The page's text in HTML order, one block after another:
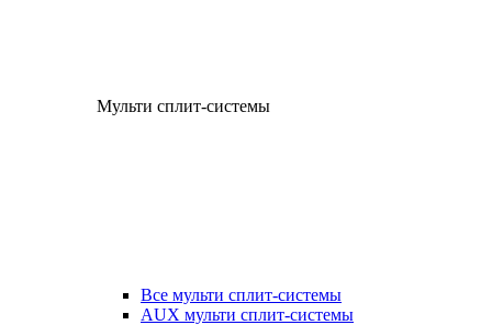
Мульти сплит-системы
Все мульти сплит-системы
AUX мульти сплит-системы